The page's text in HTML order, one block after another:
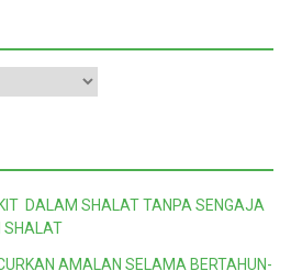
DALAM SHALAT TANPA SENGAJA
SHALAT
AMALAN SELAMA BERTAHUN-